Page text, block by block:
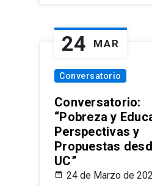
24 MAR
Conversatorio
Conversatorio:
“Pobreza y
Perspectivas y
Propuestas
UC”
24 de Marzo de